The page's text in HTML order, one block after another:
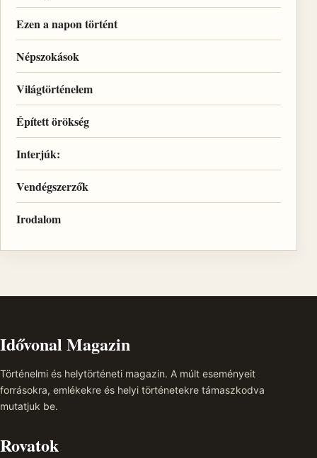
Ezen a napon történt
Népszokások
Világtörténelem
Épített örökség
Interjúk:
Vendégszerzők
Irodalom
Idővonal Magazin
Történelmi és helytörténeti magazin. A múlt eseményeit
forrásokra, emlékekre és helyi történetekre támaszkodva
mutatjuk be.
Rovatok